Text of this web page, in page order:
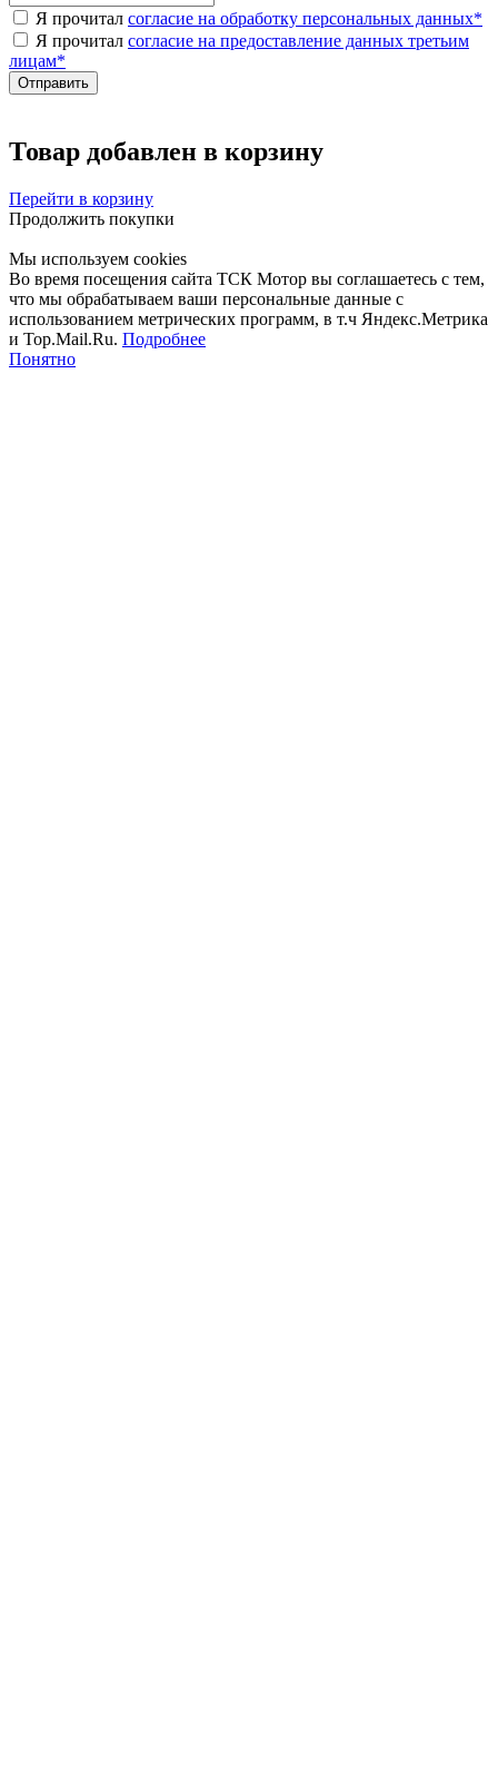
Я прочитал согласие на обработку персональных данных*
Я прочитал согласие на предоставление данных третьим
лицам*
Товар добавлен в корзину
Перейти в корзину
Продолжить покупки
Мы используем cookies
Во время посещения сайта ТСК Мотор вы соглашаетесь с тем,
что мы обрабатываем ваши персональные данные с
использованием метрических программ, в т.ч Яндекс.Метрика
и Top.Mail.Ru. Подробнее
Понятно